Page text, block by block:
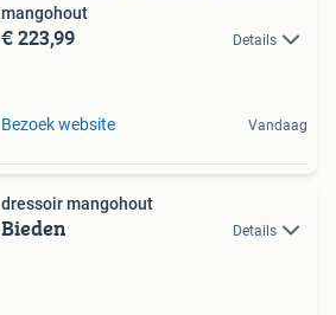
mangohout
€ 223,99 Details
Bezoek website Vandaag
dressoir mangohout
Bieden Details